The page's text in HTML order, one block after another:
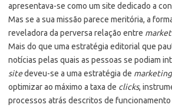
apresentava-se como um site dedicado a
Mas se a sua missão parece meritória, a
reveladora da perversa relação entre
Mais do que uma estratégia editorial que
notícias pelas quais as pessoas se podiam
sitedeveu-se a uma estratégia de marketing
optimizar ao máximo a taxa de clicks,
processos atrás descritos de funcionamento